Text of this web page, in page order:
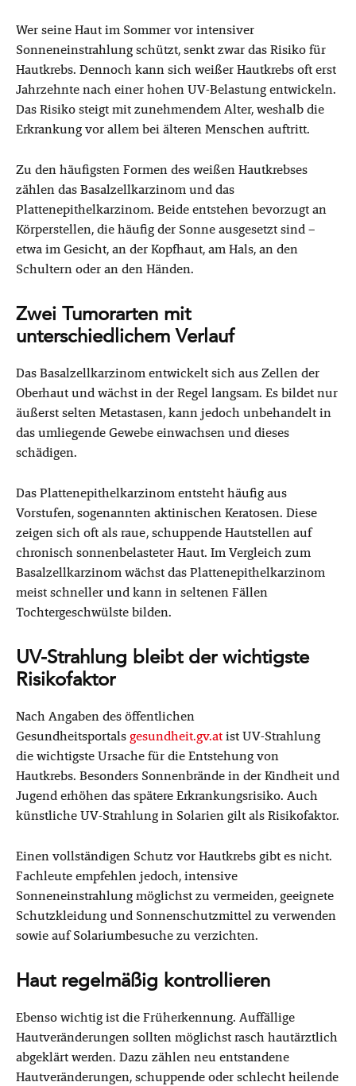
Wer seine Haut im Sommer vor intensiver
Sonneneinstrahlung schützt, senkt zwar das Risiko für
Hautkrebs. Dennoch kann sich weißer Hautkrebs oft erst
Jahrzehnte nach einer hohen UV-Belastung entwickeln.
Das Risiko steigt mit zunehmendem Alter, weshalb die
Erkrankung vor allem bei älteren Menschen auftritt.
Zu den häufigsten Formen des weißen Hautkrebses
zählen das Basalzellkarzinom und das
Plattenepithelkarzinom. Beide entstehen bevorzugt an
Körperstellen, die häufig der Sonne ausgesetzt sind –
etwa im Gesicht, an der Kopfhaut, am Hals, an den
Schultern oder an den Händen.
Zwei Tumorarten mit
unterschiedlichem Verlauf
Das Basalzellkarzinom entwickelt sich aus Zellen der
Oberhaut und wächst in der Regel langsam. Es bildet nur
äußerst selten Metastasen, kann jedoch unbehandelt in
das umliegende Gewebe einwachsen und dieses
schädigen.
Das Plattenepithelkarzinom entsteht häufig aus
Vorstufen, sogenannten aktinischen Keratosen. Diese
zeigen sich oft als raue, schuppende Hautstellen auf
chronisch sonnenbelasteter Haut. Im Vergleich zum
Basalzellkarzinom wächst das Plattenepithelkarzinom
meist schneller und kann in seltenen Fällen
Tochtergeschwülste bilden.
UV-Strahlung bleibt der wichtigste
Risikofaktor
Nach Angaben des öffentlichen
Gesundheitsportalsgesundheit.gv.atist UV-Strahlung
die wichtigste Ursache für die Entstehung von
Hautkrebs. Besonders Sonnenbrände in der Kindheit und
Jugend erhöhen das spätere Erkrankungsrisiko. Auch
künstliche UV-Strahlung in Solarien gilt als Risikofaktor.
Einen vollständigen Schutz vor Hautkrebs gibt es nicht.
Fachleute empfehlen jedoch, intensive
Sonneneinstrahlung möglichst zu vermeiden, geeignete
Schutzkleidung und Sonnenschutzmittel zu verwenden
sowie auf Solariumbesuche zu verzichten.
Haut regelmäßig kontrollieren
Ebenso wichtig ist die Früherkennung. Auffällige
Hautveränderungen sollten möglichst rasch hautärztlich
abgeklärt werden. Dazu zählen neu entstandene
Hautveränderungen, schuppende oder schlecht heilende